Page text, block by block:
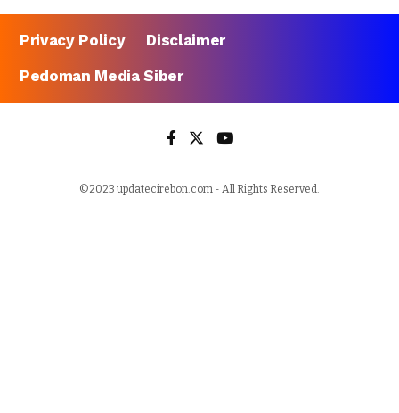
Privacy Policy
Disclaimer
Pedoman Media Siber
©2023 updatecirebon.com - All Rights Reserved.